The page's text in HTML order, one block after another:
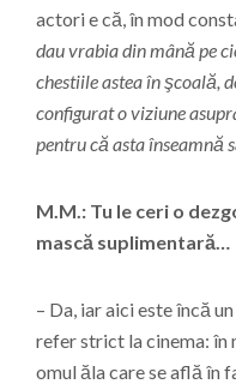
actori e că, în mod
dau vrabia din mână pe
chestiile astea în şcoală,
configurat o viziune
pentru că asta
M.M.: Tu le ceri o
mască suplimentară…
– Da, iar aici este încă
refer strict la cinema: în
omul ăla care se află în